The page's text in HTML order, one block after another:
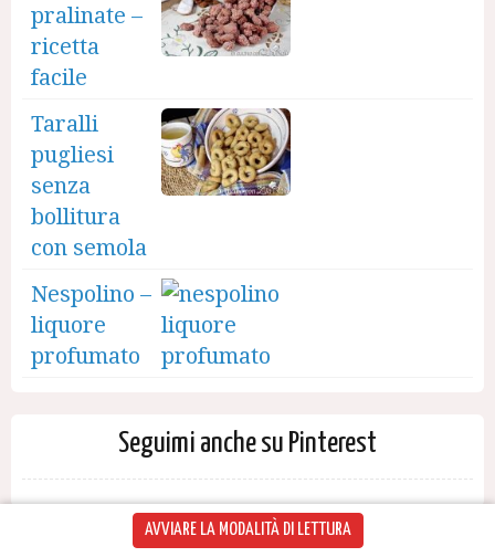
AVVIARE LA MODALITÀ DI LETTURA
pralinate –
ricetta
facile
Taralli
pugliesi
senza
bollitura
con semola
Nespolino –
liquore
profumato
Seguimi anche su Pinterest